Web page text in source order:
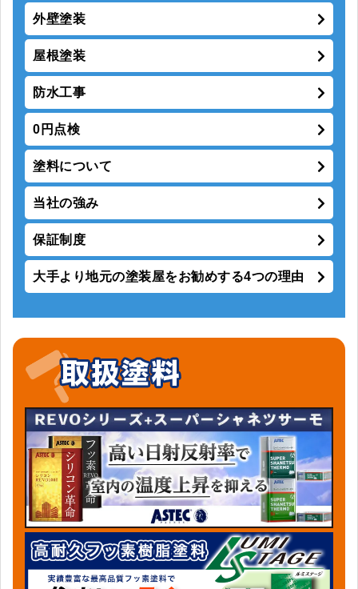
外壁塗装
屋根塗装
防水工事
0円点検
塗料について
当社の強み
保証制度
大手より地元の塗装屋をお勧めする4つの理由